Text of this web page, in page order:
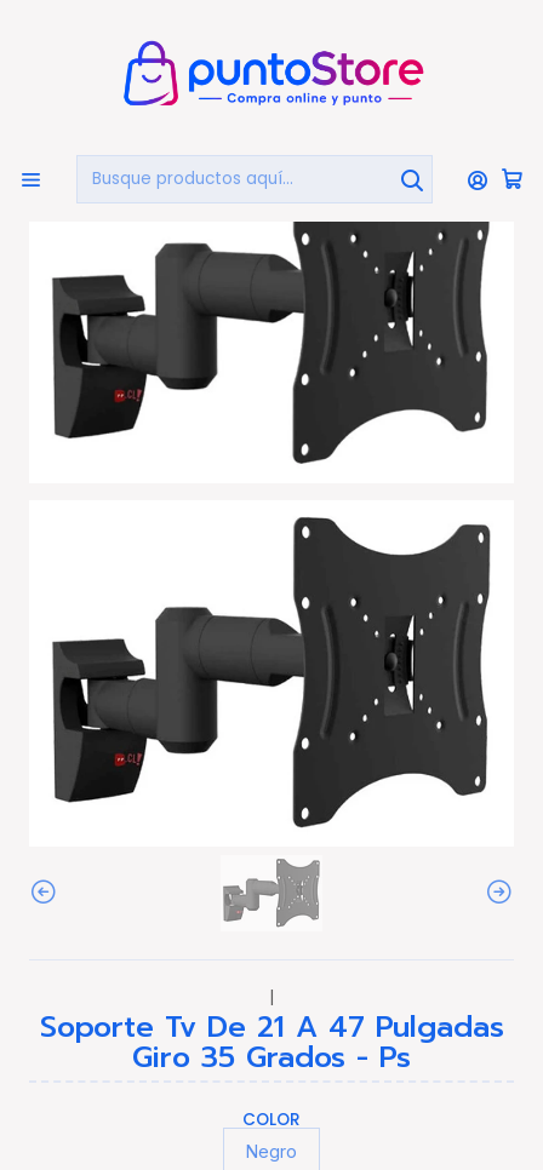
Inicio TELEVISIÓN Soportes Tv
Soporte Tv De 21 A 47 Pulgadas Giro 35 Grados - Ps
|
Soporte Tv De 21 A 47 Pulgadas
Giro 35 Grados - Ps
COLOR
Negro